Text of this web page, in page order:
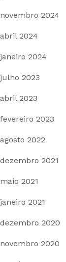
novembro 2024
abril 2024
janeiro 2024
julho 2023
abril 2023
fevereiro 2023
agosto 2022
dezembro 2021
maio 2021
janeiro 2021
dezembro 2020
novembro 2020